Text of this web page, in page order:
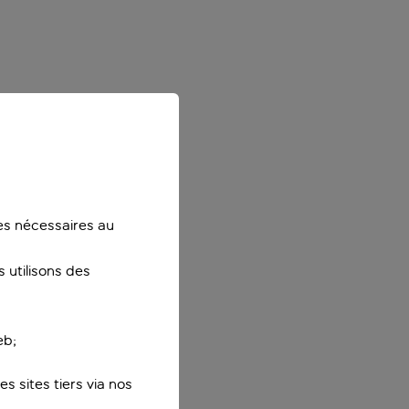
nécessaires au
utilisons des
sites tiers via nos